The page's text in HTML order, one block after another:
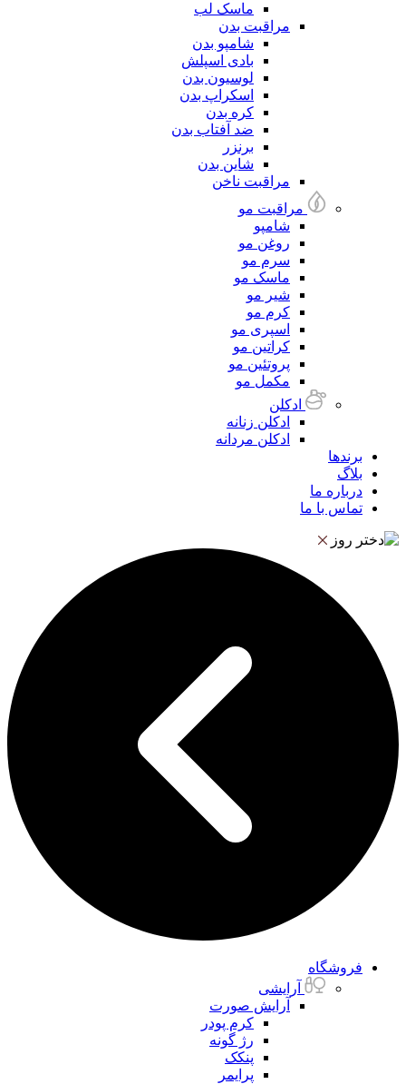
ماسک لب
مراقبت بدن
شامپو بدن
بادی اسپلش
لوسیون بدن
اسکراپ بدن
کره بدن
ضد آفتاب بدن
برنزر
شاین بدن
مراقبت ناخن
مراقبت مو
شامپو
روغن مو
سرم مو
ماسک مو
شیر مو
کرم مو
اسپری مو
کراتین مو
پروتئین مو
مکمل مو
ادکلن
ادکلن زنانه
ادکلن مردانه
برندها
بلاگ
درباره ما
تماس با ما
فروشگاه
آرایشی
آرایش صورت
کرم پودر
رژ گونه
پنکک
پرایمر